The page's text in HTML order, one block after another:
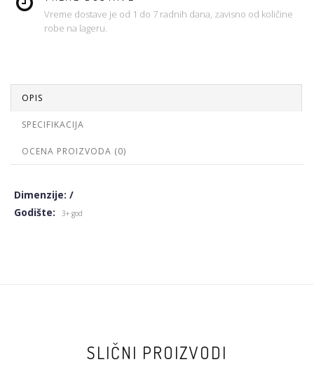
Vreme dostave je od 1 do 7 radnih dana, zavisno od količine
robe na lageru.
OPIS
SPECIFIKACIJA
OCENA PROIZVODA (0)
Dimenzije: /
Godište:
3+ god
SLIČNI PROIZVODI